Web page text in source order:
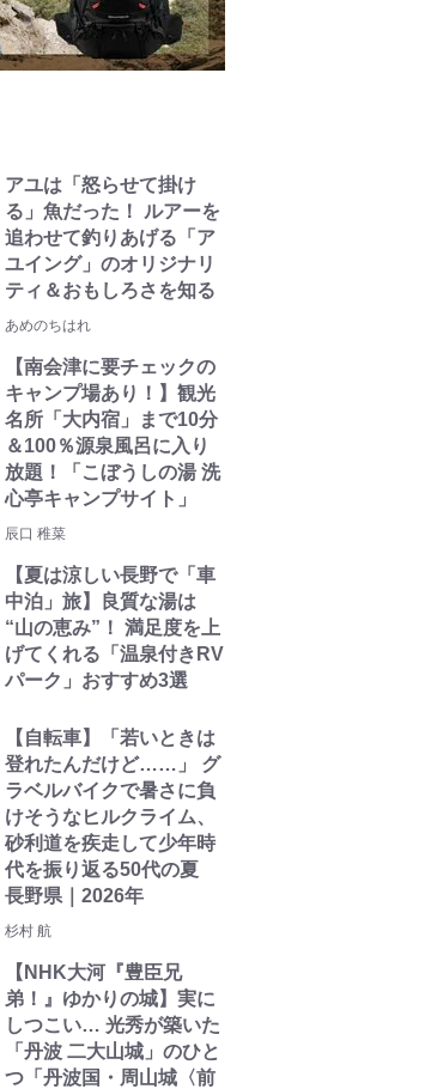
アユは「怒らせて掛け
る」魚だった！ ルアーを
追わせて釣りあげる「ア
ユイング」のオリジナリ
ティ＆おもしろさを知る
あめのちはれ
【南会津に要チェックの
キャンプ場あり！】観光
名所「大内宿」まで10分
＆100％源泉風呂に入り
放題！「こぼうしの湯 洗
心亭キャンプサイト」
辰口 稚菜
【夏は涼しい長野で「車
中泊」旅】良質な湯は
“山の恵み”！ 満足度を上
げてくれる「温泉付きRV
パーク」おすすめ3選
【自転車】「若いときは
登れたんだけど……」 グ
ラベルバイクで暑さに負
けそうなヒルクライム、
砂利道を疾走して少年時
代を振り返る50代の夏
長野県｜2026年
杉村 航
【NHK大河『豊臣兄
弟！』ゆかりの城】実に
しつこい… 光秀が築いた
「丹波 二大山城」のひと
つ「丹波国・周山城〈前